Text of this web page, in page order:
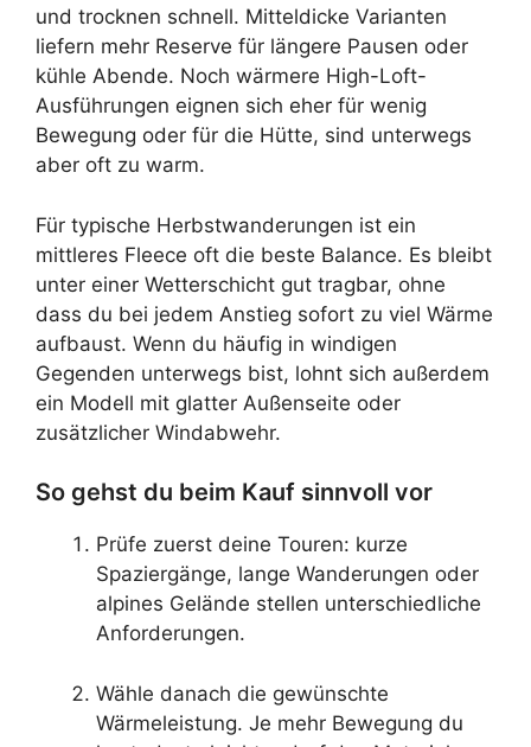
und trocknen schnell. Mitteldicke Varianten
liefern mehr Reserve für längere Pausen oder
kühle Abende. Noch wärmere High-Loft-
Ausführungen eignen sich eher für wenig
Bewegung oder für die Hütte, sind unterwegs
aber oft zu warm.
Für typische Herbstwanderungen ist ein
mittleres Fleece oft die beste Balance. Es bleibt
unter einer Wetterschicht gut tragbar, ohne
dass du bei jedem Anstieg sofort zu viel Wärme
aufbaust. Wenn du häufig in windigen
Gegenden unterwegs bist, lohnt sich außerdem
ein Modell mit glatter Außenseite oder
zusätzlicher Windabwehr.
So gehst du beim Kauf sinnvoll vor
Prüfe zuerst deine Touren: kurze
Spaziergänge, lange Wanderungen oder
alpines Gelände stellen unterschiedliche
Anforderungen.
Wähle danach die gewünschte
Wärmeleistung. Je mehr Bewegung du